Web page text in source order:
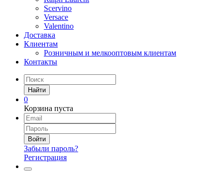
Scervino
Versace
Valentino
Доставка
Клиентам
Розничным и мелкооптовым клиентам
Контакты
Найти
0
Корзина пуста
Войти
Забыли пароль?
Регистрация